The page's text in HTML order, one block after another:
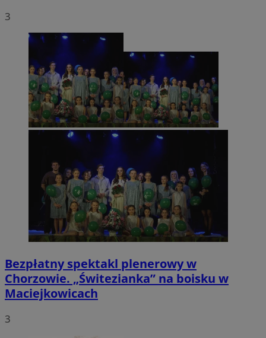
3
Bezpłatny spektakl plenerowy w
Chorzowie. „Świtezianka” na boisku w
Maciejkowicach
3